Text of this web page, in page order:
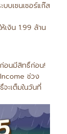
บเซนเซอร์แก๊ส
ห้เงิน 1.99 ล้าน
อนมีสิทธิ์ก่อน!
Income ช่วง
ะเต็มในวันที่